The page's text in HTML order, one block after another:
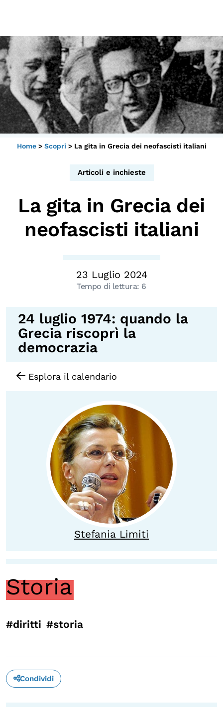
Vai
al
contenuto
Sostieni
App
Sala di Lettura
LA FONDAZIONE
Archivio
Archivi del presente
Biblioteca
Progetti Nazionali
Progetti Internazionali
Storie di Resistenza, ottant’anni dopo
Elezioni dal mondo
OLTRE LA SCUOLA
Attività per bambine e bambini
Programmi per le scuole
Classici del Pensiero Politico
Home> Scopri > La gita in Grecia dei neofascisti italiani
Articoli e inchieste
La gita in Grecia dei
neofascisti italiani
23 Luglio 2024
Tempo di lettura: 6
24 luglio 1974: quando la
Grecia riscoprì la
democrazia
Esplora il calendario
Stefania Limiti
Storia
#diritti #storia
Condividi